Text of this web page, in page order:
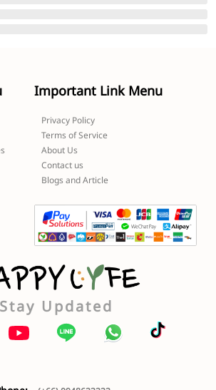
Important Link Menu
Privacy Policy
Terms of Service
About Us
Contact us
Blogs and Article
Stay Updated